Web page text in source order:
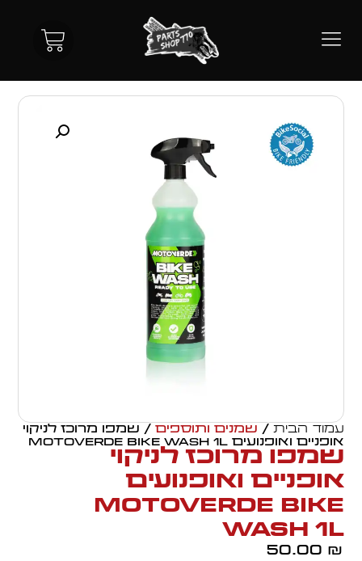
עמוד הבית / שמנים ותוספים / שמפו מרוכז לניקוי
אופניים ואופנועים Motoverde Bike Wash 1L
שמפו מרוכז לניקוי
אופניים ואופנועים
Motoverde Bike
Wash 1L
50.00 ₪